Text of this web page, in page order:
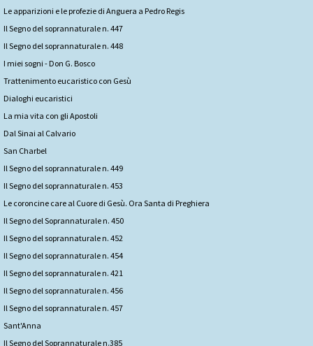
Le apparizioni e le profezie di Anguera a Pedro Regis
Il Segno del soprannaturale n. 447
Il Segno del soprannaturale n. 448
I miei sogni - Don G. Bosco
Trattenimento eucaristico con Gesù
Dialoghi eucaristici
La mia vita con gli Apostoli
Dal Sinai al Calvario
San Charbel
Il Segno del soprannaturale n. 449
Il Segno del soprannaturale n. 453
Le coroncine care al Cuore di Gesù. Ora Santa di Preghiera
Il Segno del Soprannaturale n. 450
Il Segno del soprannaturale n. 452
Il Segno del soprannaturale n. 454
Il Segno del soprannaturale n. 421
Il Segno del soprannaturale n. 456
Il Segno del soprannaturale n. 457
Sant'Anna
Il Segno del Soprannaturale n.385